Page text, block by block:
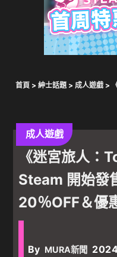
首頁 > 紳士話題> 成人遊戲>
成人遊戲
《迷宮旅人：
Steam 開始發
20％OFF＆優
By MURA新聞